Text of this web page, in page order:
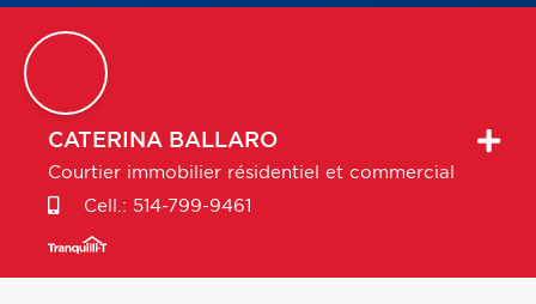
CATERINA BALLARO
Courtier immobilier résidentiel et commercial
Cell.: 514-799-9461